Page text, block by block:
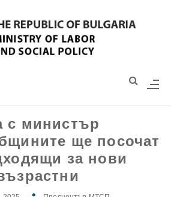
с министър
ще посочат
за нови